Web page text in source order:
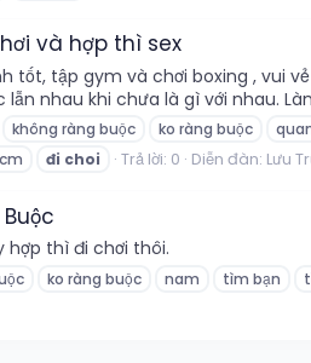
và hợp thì sex
tốt, tập gym và chơi boxing , vui
nhau khi chưa là gì với nhau.
không ràng buộc ko ràng buộc
đi choi Trả lời: 0 Diễn đàn: Lưu
hợp thì đi chơi thôi.
ko ràng buộc nam tìm bạn